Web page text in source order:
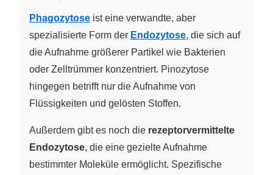
Phagozytose ist eine verwandte, aber
spezialisierte Form der Endozytose, die sich auf
die Aufnahme größerer Partikel wie Bakterien
oder Zelltrümmer konzentriert. Pinozytose
hingegen betrifft nur die Aufnahme von
Flüssigkeiten und gelösten Stoffen.
Außerdem gibt es noch die rezeptorvermittelte
Endozytose, die eine gezielte Aufnahme
bestimmter Moleküle ermöglicht. Spezifische